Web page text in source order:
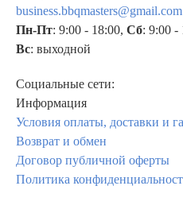
business.bbqmasters@gmail.com
Пн-Пт: 9:00 - 18:00, Сб: 9:00 -
Вс: выходной
Социальные сети:
Информация
Условия оплаты, доставки и
Возврат и обмен
Договор публичной оферты
Политика